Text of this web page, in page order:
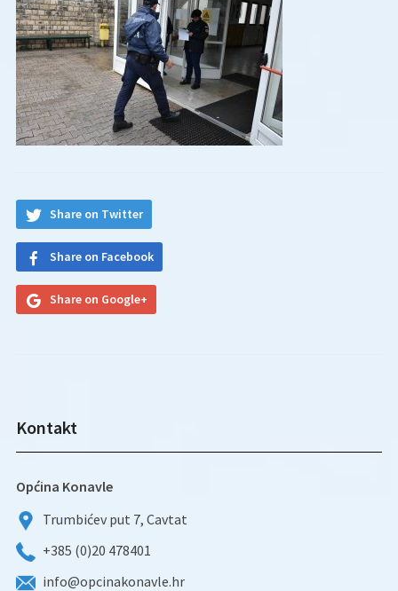
Share on Twitter
Share on Facebook
Share on Google+
Kontakt
Općina Konavle
Trumbićev put 7, Cavtat
+385 (0)20 478401
info@opcinakonavle.hr